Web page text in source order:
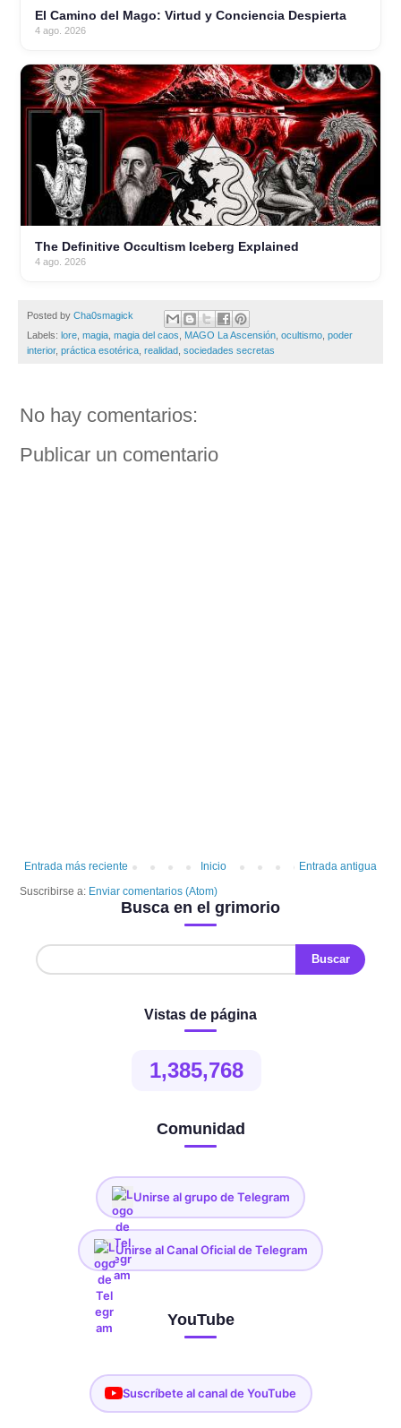
El Camino del Mago: Virtud y Conciencia Despierta
4 ago. 2026
The Definitive Occultism Iceberg Explained
4 ago. 2026
Posted by Cha0smagick
Labels: lore magia magia del caos MAGO La Ascensión ocultismo poder
interior, práctica esotérica realidad sociedades secretas
No hay comentarios:
Publicar un comentario
Entrada más reciente Entrada antigua
Inicio
Suscribirse a: Enviar comentarios (Atom)
Busca en el grimorio
Vistas de página
1,385,768
Comunidad
Unirse al grupo de Telegram
Unirse al Canal Oficial de Telegram
YouTube
Suscríbete al canal de YouTube